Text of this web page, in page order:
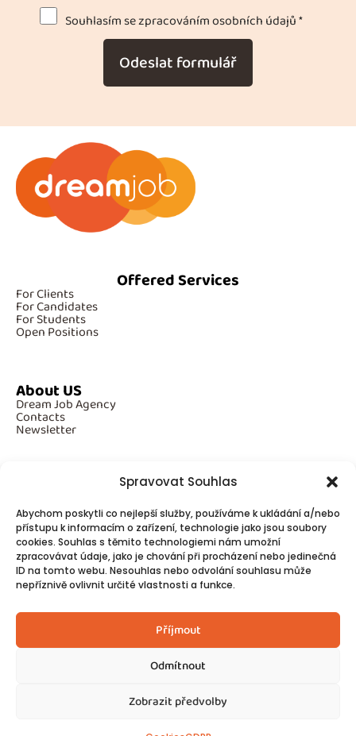
Spravovat Souhlas
Abychom poskytli co nejlepší služby, používáme k ukládání a/nebo
přístupu k informacím o zařízení, technologie jako jsou soubory
cookies. Souhlas s těmito technologiemi nám umožní
zpracovávat údaje, jako je chování při procházení nebo jedinečná
ID na tomto webu. Nesouhlas nebo odvolání souhlasu může
nepříznivě ovlivnit určité vlastnosti a funkce.
Příjmout
Odmítnout
Zobrazit předvolby
Souhlasím se zpracováním osobních údajů *
Odeslat formulář
Offered Services
For Clients
For Candidates
For Students
Open Positions
About US
Dream Job Agency
Contacts
Newsletter
Additional Information
GDPR
Cookies
Follow Us